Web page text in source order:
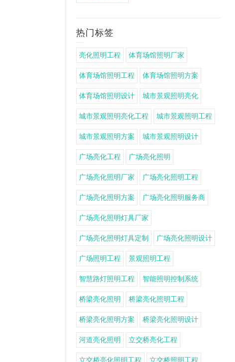
热门标签
亮化照明工程 体育场馆照明厂家
体育场馆照明工程 体育场馆照明方案
体育场馆照明设计 城市景观照明亮化
城市景观照明亮化工程 城市景观照明工程
城市景观照明方案 城市景观照明设计
广场亮化工程 广场亮化照明
广场亮化照明厂家 广场亮化照明工程
广场亮化照明方案 广场亮化照明服务商
广场亮化照明灯具厂家
广场亮化照明灯具定制 广场亮化照明设计
广场照明工程 景观照明工程
智慧路灯照明工程 智能照明控制系统
桥梁亮化照明 桥梁亮化照明工程
桥梁亮化照明方案 桥梁亮化照明设计
河道亮化照明 立交桥亮化工程
立交桥亮化照明工程 立交桥照明工程